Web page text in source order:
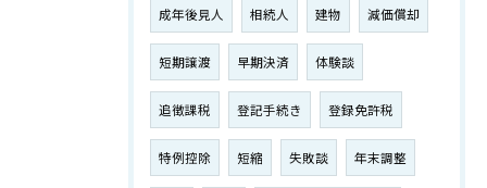
成年後見人 相続人 建物 減価償却
短期譲渡 早期決済 体験談
追徴課税 登記手続き 登録免許税
特例控除 短縮 失敗談 年末調整